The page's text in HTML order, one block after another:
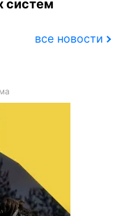
систем
все новости